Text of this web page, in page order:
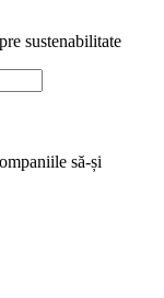
sustenabilitate
să-și